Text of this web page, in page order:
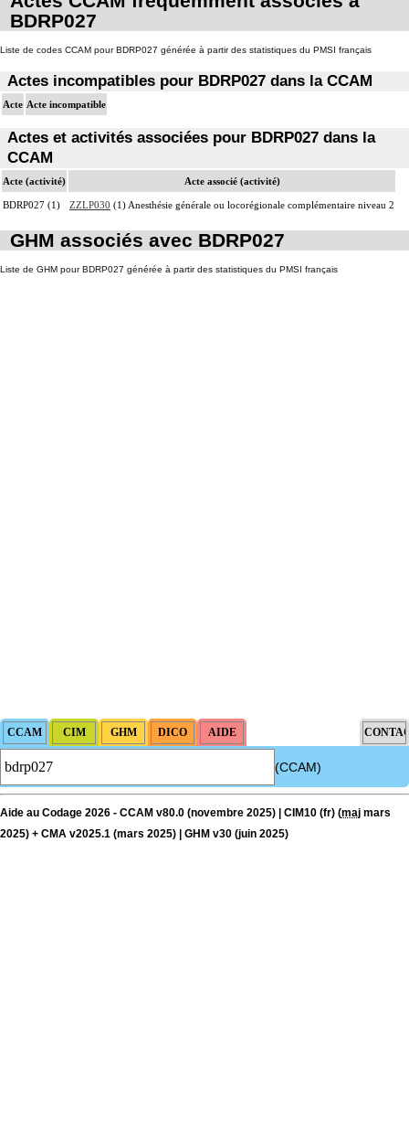
BDRP027
Liste de codes CCAM pour BDRP027 générée à partir des statistiques du PMSI français
Actes incompatibles pour BDRP027 dans la CCAM
Acte Acte incompatible
Actes et activités associées pour BDRP027 dans la
CCAM
Acte (activité) Acte associé (activité)
BDRP027 (1) ZZLP030 (1) Anesthésie générale ou locorégionale complémentaire niveau 2
GHM associés avec BDRP027
Liste de GHM pour BDRP027 générée à partir des statistiques du PMSI français
(CCAM)
Aide au Codage 2026 - CCAM v80.0 (novembre 2025) | CIM10 (fr) (maj mars
2025) + CMA v2025.1 (mars 2025) | GHM v30 (juin 2025)